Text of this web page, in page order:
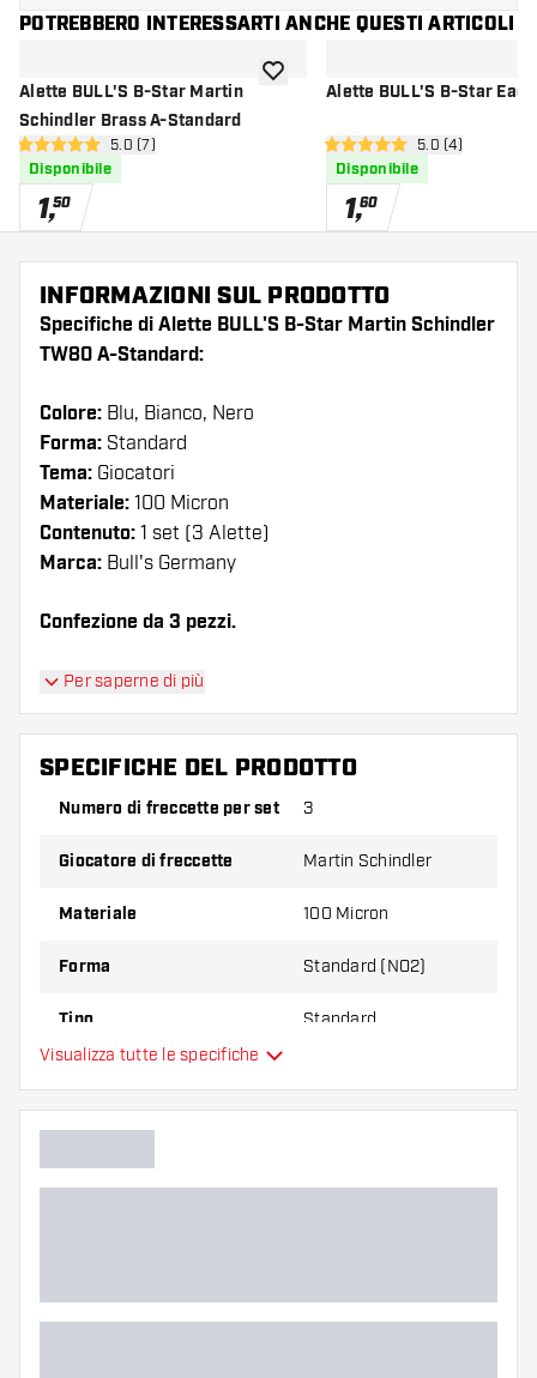
POTREBBERO INTERESSARTI ANCHE QUESTI ARTICOLI
Alette BULL'S B-Star Martin
Schindler Brass A-Standard
apri pannello recensioni
5 stelle di valutazione
5.0 (7)
Disponibile
1,50
aggiungi alla lista dei desideri
Alette BULL'S B-Star
apri pannello
5 stelle di valutazione
5.0 (4)
Disponibile
1,60
INFORMAZIONI SUL PRODOTTO
Specifiche di Alette BULL'S B-Star Martin Schindler
TW80 A-Standard:
Colore: Blu, Bianco, Nero
Forma: Standard
Tema: Giocatori
Materiale: 100 Micron
Contenuto: 1 set (3 Alette)
Marca: Bull's Germany
Confezione da 3 pezzi.
Suggerimento di Dartshopper!
Assicuratevi di avere a portata di mano un gran
numero di alette e di astine. Questi possono
Provate una forma, un materiale o uno
variante vi si addice di più!
Per saperne di più
SPECIFICHE DEL PRODOTTO
Numero di freccette per set 3
Giocatore di freccette Martin Schindler
Materiale 100 Micron
Forma Standard (NO2)
Tipo Standard
Colori aggiuntivi
Visualizza tutte le specifiche